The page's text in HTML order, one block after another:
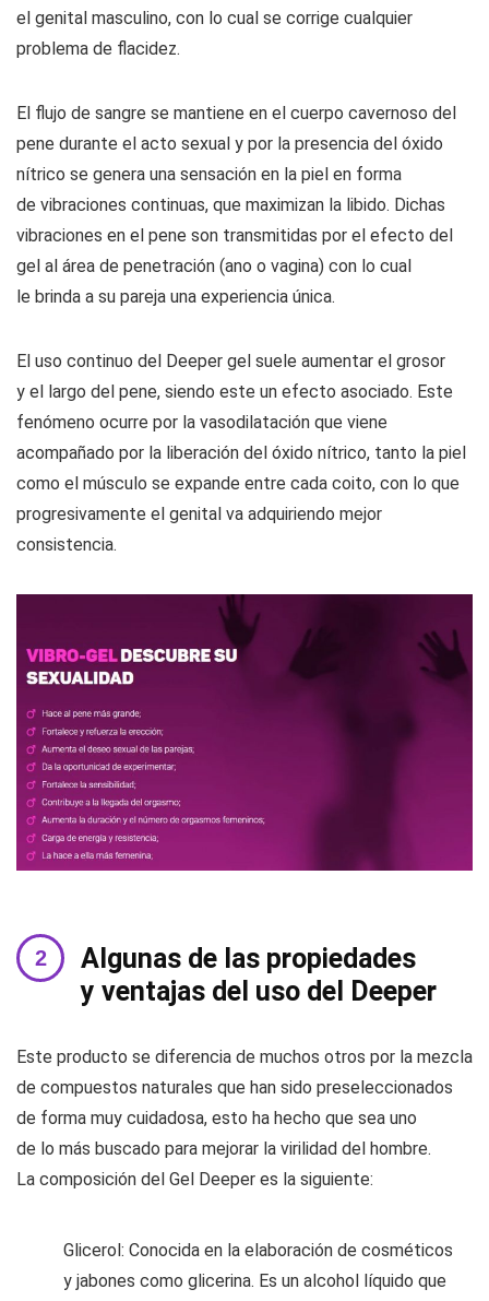
el genital masculino, con lo cual se corrige cualquier
problema de flacidez.
El flujo de sangre se mantiene en el cuerpo cavernoso del
pene durante el acto sexual y por la presencia del óxido
nítrico se genera una sensación en la piel en forma
de vibraciones continuas, que maximizan la libido. Dichas
vibraciones en el pene son transmitidas por el efecto del
gel al área de penetración (ano o vagina) con lo cual
le brinda a su pareja una experiencia única.
El uso continuo del Deeper gel suele aumentar el grosor
y el largo del pene, siendo este un efecto asociado. Este
fenómeno ocurre por la vasodilatación que viene
acompañado por la liberación del óxido nítrico, tanto la piel
como el músculo se expande entre cada coito, con lo que
progresivamente el genital va adquiriendo mejor
consistencia.
Algunas de las propiedades
y ventajas del uso del Deeper
Este producto se diferencia de muchos otros por la mezcla
de compuestos naturales que han sido preseleccionados
de forma muy cuidadosa, esto ha hecho que sea uno
de lo más buscado para mejorar la virilidad del hombre.
La composición del Gel Deeper es la siguiente:
Glicerol: Conocida en la elaboración de cosméticos
y jabones como glicerina. Es un alcohol líquido que